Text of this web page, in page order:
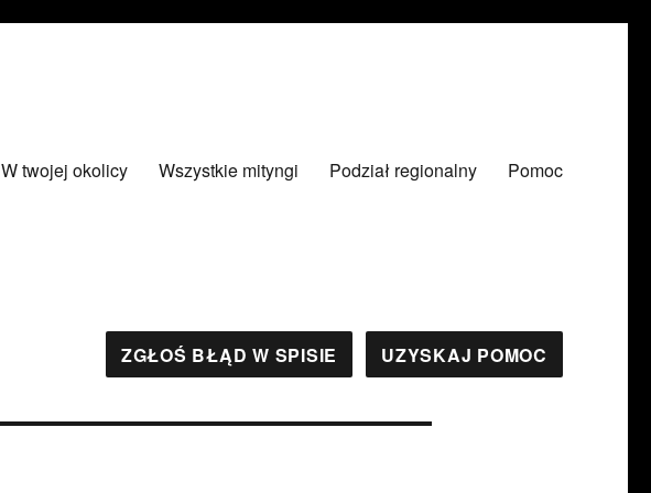
W twojej okolicy Wszystkie mityngi Podział regionalny Pomoc
ZGŁOŚ BŁĄD W SPISIE UZYSKAJ POMOC